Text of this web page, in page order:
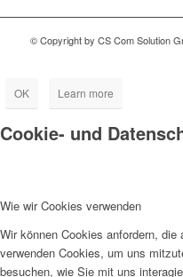
© Copyright by CS Com Solution
OK Learn more
Cookie- und
Wie wir Cookies verwenden
Wir können Cookies anfordern,
verwenden Cookies, um uns
besuchen, wie Sie mit uns